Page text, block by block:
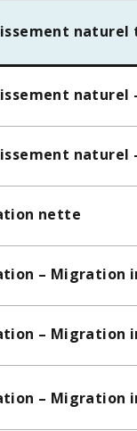
naturel
naturel
naturel
nette
– Migration
– Migration
– Migration